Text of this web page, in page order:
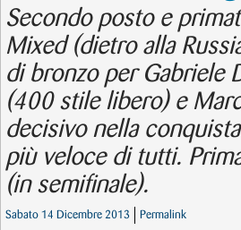
Secondo posto e
Mixed (dietro alla
di bronzo per Gabriele
(400 stile libero) e
decisivo nella
più veloce di tutti.
(in semifinale).
Sabato 14 Dicembre 2013 Permalink